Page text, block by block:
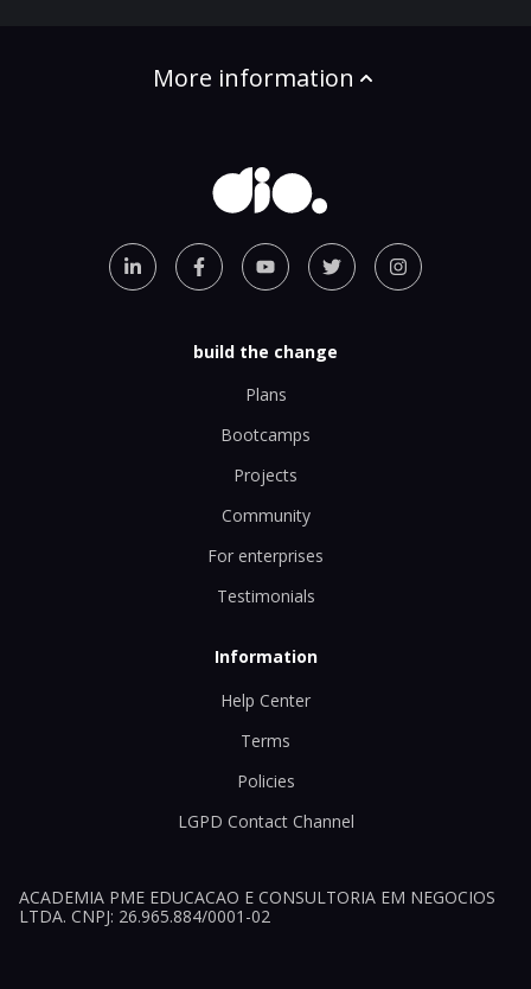
More information
build the change
Plans
Bootcamps
Projects
Community
For enterprises
Testimonials
Information
Help Center
Terms
Policies
LGPD Contact Channel
ACADEMIA PME EDUCACAO E CONSULTORIA EM NEGOCIOS
LTDA. CNPJ: 26.965.884/0001-02